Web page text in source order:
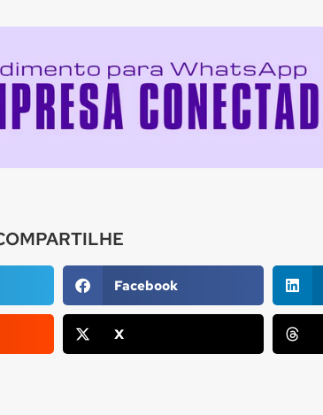
Facebook
X